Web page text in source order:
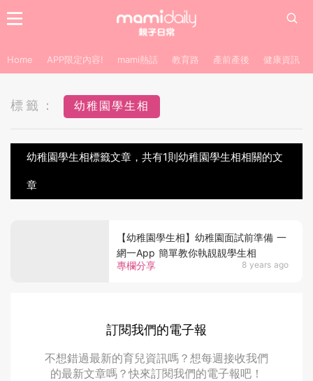
Home APP限定內容! mami熱話 教育路 產前產後 健康資訊
標籤： 幼稚園學生相
幼稚園學生相標籤文章，共有1則幼稚園學生相相關的文
章
專欄分享 8 years ago
【幼稚園學生相】幼稚園面試前準備 一
網一App 簡單教你執靚靚學生相
訂閱我們的電子報
不想錯過最新的育兒資訊嗎？想每週接收我們
的最新文章嗎？快來訂閱我們的電子報吧！